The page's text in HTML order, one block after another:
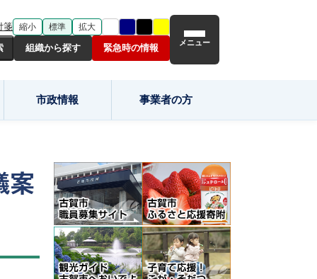
箋 縮小 標準 拡大
組織から探す 緊急時の情報 メニュー
市政情報 事業者の方
案